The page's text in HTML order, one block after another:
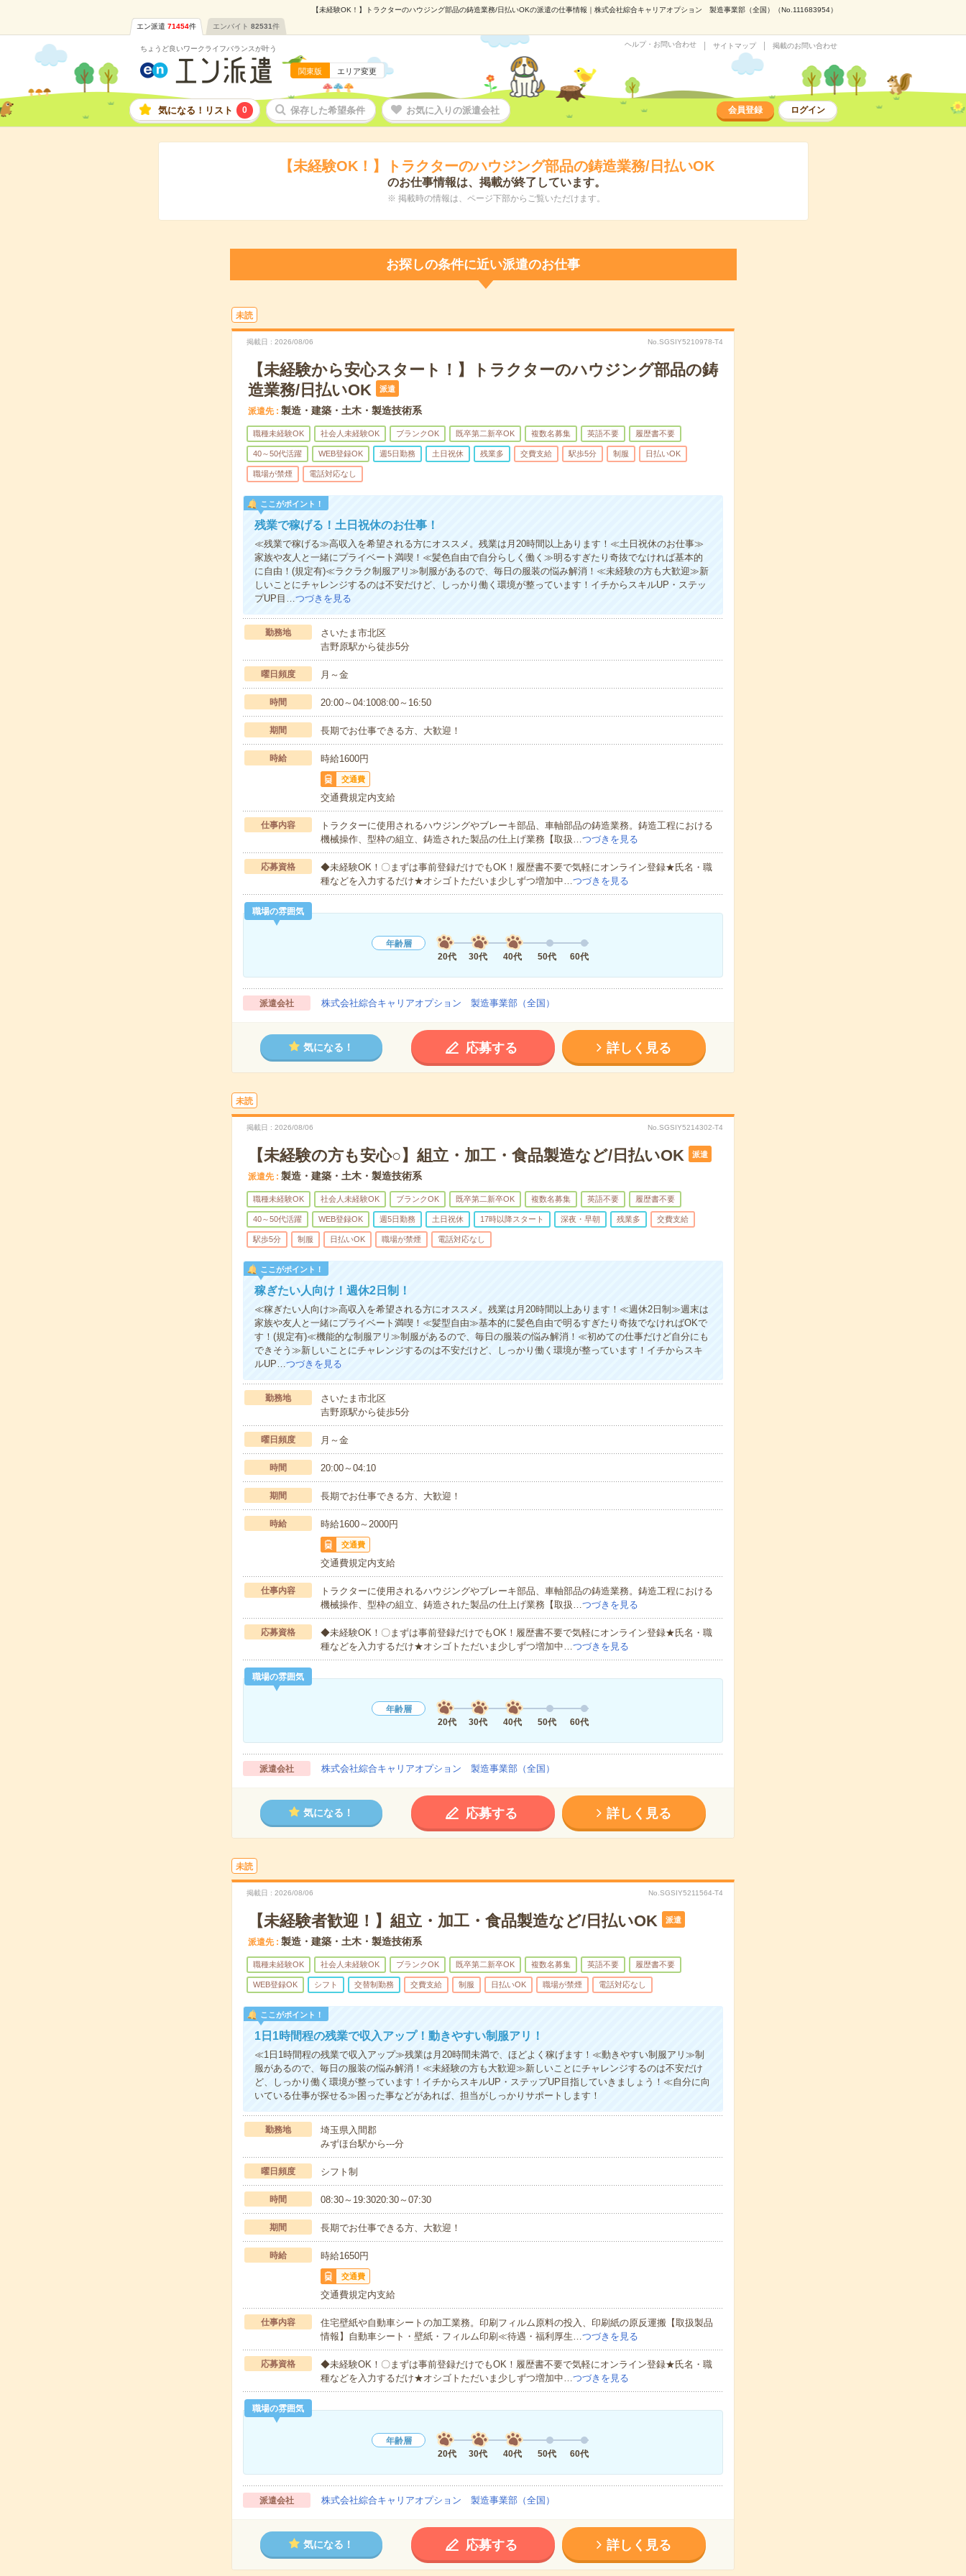
【未経験OK！】トラクターのハウジング部品の鋳造業務/日払いOKの派遣の仕事情報｜株式会社綜合キャリアオプション 製造事業部（全国）（No.111683954）
エン派遣 71454件 エンバイト 82531件
ちょうど良いワークライフバランスが叶う
関東版 エリア変更
ヘルプ・お問い合わせ サイトマップ 掲載のお問い合わせ
気になる！リスト 0 保存した希望条件 お気に入りの派遣会社 会員登録 ログイン
【未経験OK！】トラクターのハウジング部品の鋳造業務/日払いOK
のお仕事情報は、掲載が終了しています。
※ 掲載時の情報は、ページ下部からご覧いただけます。
お探しの条件に近い派遣のお仕事
未読
掲載日 2026/08/06 No.SGSIY5210978-T4
【未経験から安心スタート！】トラクターのハウジング部品の鋳
造業務/日払いOK
派遣
派遣先 製造・建築・土木・製造技術系
職種未経験OK 社会人未経験OK ブランクOK 既卒第二新卒OK 複数名募集 英語不要 履歴書不要
40～50代活躍 WEB登録OK 週5日勤務 土日祝休 残業多 交費支給 駅歩5分 制服 日払いOK
職場が禁煙 電話対応なし
ここがポイント！
残業で稼げる！土日祝休のお仕事！
≪残業で稼げる≫高収入を希望される方にオススメ。残業は月20時間以上あります！≪土日祝休のお仕事≫
家族や友人と一緒にプライベート満喫！≪髪色自由で自分らしく働く≫明るすぎたり奇抜でなければ基本的
に自由！(規定有)≪ラクラク制服アリ≫制服があるので、毎日の服装の悩み解消！≪未経験の方も大歓迎≫新
しいことにチャレンジするのは不安だけど、しっかり働く環境が整っています！イチからスキルUP・ステッ
プUP目…つづきを見る
勤務地
さいたま市北区
吉野原駅から徒歩5分
曜日頻度 月～金
時間 20:00～04:1008:00～16:50
期間 長期でお仕事できる方、大歓迎！
時給 時給1600円
交通費
交通費規定内支給
仕事内容
トラクターに使用されるハウジングやブレーキ部品、車軸部品の鋳造業務。鋳造工程における
機械操作、型枠の組立、鋳造された製品の仕上げ業務【取扱…つづきを見る
応募資格
◆未経験OK！〇まずは事前登録だけでもOK！履歴書不要で気軽にオンライン登録★氏名・職
種などを入力するだけ★オシゴトただいま少しずつ増加中…つづきを見る
職場の雰囲気
年齢層
20代
30代 40代 50代 60代
派遣会社 株式会社綜合キャリアオプション 製造事業部（全国）
気になる！ 応募する 詳しく見る
未読
掲載日 2026/08/06 No.SGSIY5214302-T4
【未経験の方も安心○】組立・加工・食品製造など/日払いOK 派遣
派遣先 製造・建築・土木・製造技術系
職種未経験OK 社会人未経験OK ブランクOK 既卒第二新卒OK 複数名募集 英語不要 履歴書不要
40～50代活躍 WEB登録OK 週5日勤務 土日祝休 17時以降スタート 深夜・早朝 残業多 交費支給
駅歩5分 制服 日払いOK 職場が禁煙 電話対応なし
ここがポイント！
稼ぎたい人向け！週休2日制！
≪稼ぎたい人向け≫高収入を希望される方にオススメ。残業は月20時間以上あります！≪週休2日制≫週末は
家族や友人と一緒にプライベート満喫！≪髪型自由≫基本的に髪色自由で明るすぎたり奇抜でなければOKで
す！(規定有)≪機能的な制服アリ≫制服があるので、毎日の服装の悩み解消！≪初めての仕事だけど自分にも
できそう≫新しいことにチャレンジするのは不安だけど、しっかり働く環境が整っています！イチからスキ
ルUP…つづきを見る
勤務地
さいたま市北区
吉野原駅から徒歩5分
曜日頻度 月～金
時間 20:00～04:10
期間 長期でお仕事できる方、大歓迎！
時給 時給1600～2000円
交通費
交通費規定内支給
仕事内容
トラクターに使用されるハウジングやブレーキ部品、車軸部品の鋳造業務。鋳造工程における
機械操作、型枠の組立、鋳造された製品の仕上げ業務【取扱…つづきを見る
応募資格
◆未経験OK！〇まずは事前登録だけでもOK！履歴書不要で気軽にオンライン登録★氏名・職
種などを入力するだけ★オシゴトただいま少しずつ増加中…つづきを見る
職場の雰囲気
年齢層
20代
30代 40代 50代 60代
派遣会社 株式会社綜合キャリアオプション 製造事業部（全国）
気になる！ 応募する 詳しく見る
未読
掲載日 2026/08/06 No.SGSIY5211564-T4
【未経験者歓迎！】組立・加工・食品製造など/日払いOK 派遣
派遣先 製造・建築・土木・製造技術系
職種未経験OK 社会人未経験OK ブランクOK 既卒第二新卒OK 複数名募集 英語不要 履歴書不要
WEB登録OK シフト 交替制勤務 交費支給 制服 日払いOK 職場が禁煙 電話対応なし
ここがポイント！
1日1時間程の残業で収入アップ！動きやすい制服アリ！
≪1日1時間程の残業で収入アップ≫残業は月20時間未満で、ほどよく稼げます！≪動きやすい制服アリ≫制
服があるので、毎日の服装の悩み解消！≪未経験の方も大歓迎≫新しいことにチャレンジするのは不安だけ
ど、しっかり働く環境が整っています！イチからスキルUP・ステップUP目指していきましょう！≪自分に向
いている仕事が探せる≫困った事などがあれば、担当がしっかりサポートします！
勤務地
埼玉県入間郡
みずほ台駅から---分
曜日頻度 シフト制
時間 08:30～19:3020:30～07:30
期間 長期でお仕事できる方、大歓迎！
時給 時給1650円
交通費
交通費規定内支給
仕事内容
住宅壁紙や自動車シートの加工業務。印刷フィルム原料の投入、印刷紙の原反運搬【取扱製品
情報】自動車シート・壁紙・フィルム印刷≪待遇・福利厚生…つづきを見る
応募資格
◆未経験OK！〇まずは事前登録だけでもOK！履歴書不要で気軽にオンライン登録★氏名・職
種などを入力するだけ★オシゴトただいま少しずつ増加中…つづきを見る
職場の雰囲気
年齢層
20代
30代 40代 50代 60代
派遣会社 株式会社綜合キャリアオプション 製造事業部（全国）
気になる！ 応募する 詳しく見る